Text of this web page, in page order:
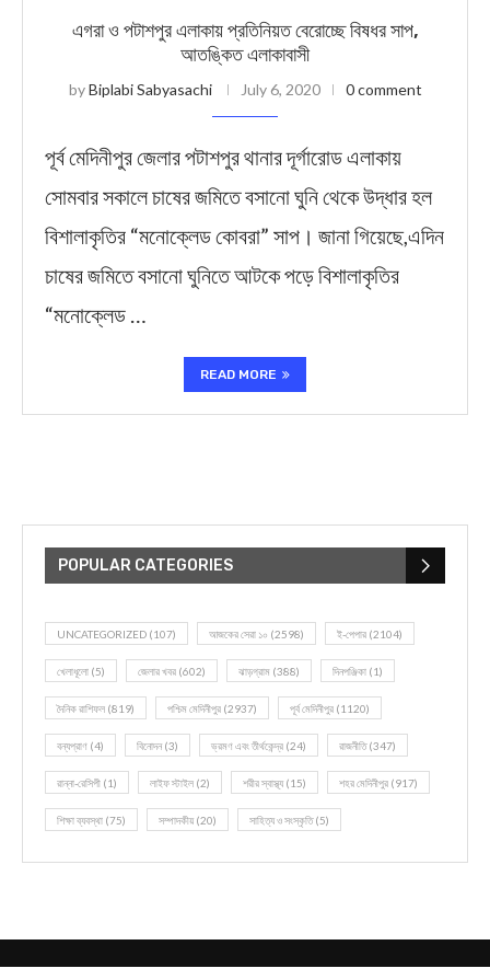
এগরা ও পটাশপুর এলাকায় প্রতিনিয়ত বেরোচ্ছে বিষধর সাপ,
আতঙ্কিত এলাকাবাসী
byBiplabi Sabyasachi July 6, 2020 0 comment
পূর্ব মেদিনীপুর জেলার পটাশপুর থানার দূর্গারোড এলাকায়
সোমবার সকালে চাষের জমিতে বসানো ঘুনি থেকে উদ্ধার হল
বিশালাকৃতির “মনোক্লেড কোবরা” সাপ। জানা গিয়েছে,এদিন
চাষের জমিতে বসানো ঘুনিতে আটকে পড়ে বিশালাকৃতির
“মনোক্লেড …
READ MORE
POPULAR CATEGORIES
UNCATEGORIZED (107) আজকের সেরা ১০ (2598) ই-পেপার (2104)
খেলাধূলো (5) জেলার খবর (602) ঝাড়গ্রাম (388) দিনপঞ্জিকা (1)
দৈনিক রাশিফল (819) পশ্চিম মেদিনীপুর (2937) পূর্ব মেদিনীপুর (1120)
বন্যপ্রাণ (4) বিনোদন(3) ভ্রমণ এবং তীর্থকেন্দ্র (24) রাজনীতি(347)
রান্না-রেসিপী (1) লাইফ স্টাইল (2) শরীর স্বাস্থ্য (15) শহর মেদিনীপুর (917)
শিক্ষা ব্যবস্থা (75) সম্পাদকীয় (20) সাহিত্য ও সংস্কৃতি(5)